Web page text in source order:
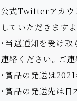
公式Twitterアカウ
していただきます
・当選通知を受け
連絡ください。ご
・賞品の発送は
・賞品の発送先は